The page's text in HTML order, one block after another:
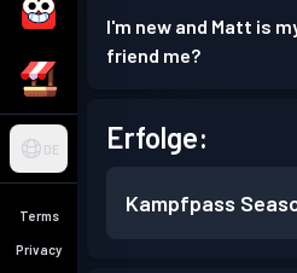
DE
Terms
Privacy
I'm new and Matt is
friend me?
Erfolge:
Kampfpass